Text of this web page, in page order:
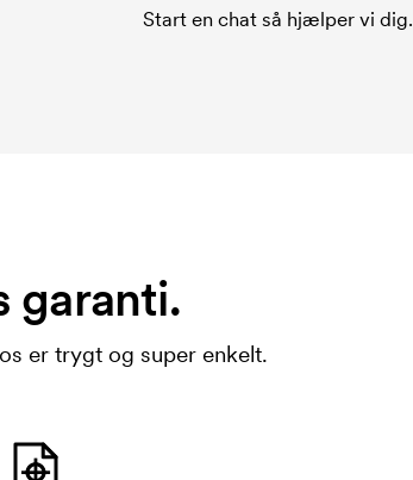
Start en chat så hjælper vi dig.
garanti.
er trygt og super enkelt.